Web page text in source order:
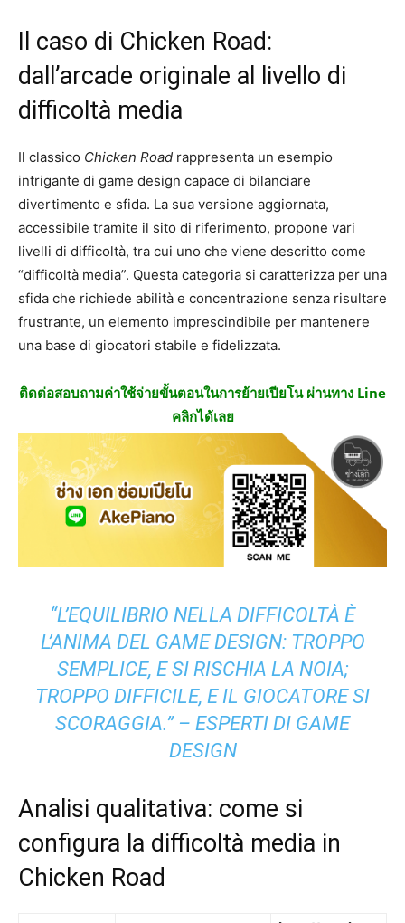
Il caso di Chicken Road:
dall’arcade originale al livello di
difficoltà media
Il classico Chicken Road rappresenta un esempio
intrigante di game design capace di bilanciare
divertimento e sfida. La sua versione aggiornata,
accessibile tramite il sito di riferimento, propone vari
livelli di difficoltà, tra cui uno che viene descritto come
“difficoltà media”. Questa categoria si caratterizza per una
sfida che richiede abilità e concentrazione senza risultare
frustrante, un elemento imprescindibile per mantenere
una base di giocatori stabile e fidelizzata.
ติดต่อสอบถามค่าใช้จ่ายขั้นตอนในการย้ายเปียโน ผ่านทาง Line
คลิกได้เลย
“L’EQUILIBRIO NELLA DIFFICOLTÀ È
L’ANIMA DEL GAME DESIGN: TROPPO
SEMPLICE, E SI RISCHIA LA NOIA;
TROPPO DIFFICILE, E IL GIOCATORE SI
SCORAGGIA.” – ESPERTI DI GAME
DESIGN
Analisi qualitativa: come si
configura la difficoltà media in
Chicken Road